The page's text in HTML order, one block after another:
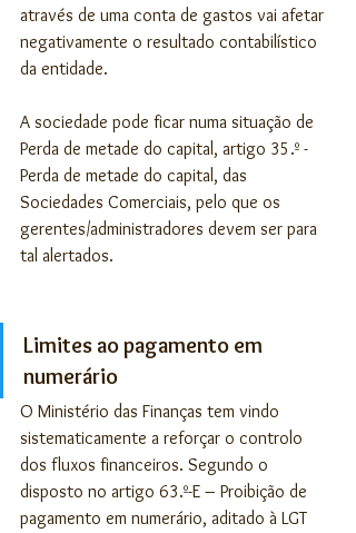
através de uma conta de gastos vai afetar
negativamente o resultado contabilístico
da entidade.
A sociedade pode ficar numa situação de
Perda de metade do capital, artigo 35.º -
Perda de metade do capital, das
Sociedades Comerciais, pelo que os
gerentes/administradores devem ser para
tal alertados.
Limites ao pagamento em
numerário
O Ministério das Finanças tem vindo
sistematicamente a reforçar o controlo
dos fluxos financeiros. Segundo o
disposto no artigo 63.º-E – Proibição de
pagamento em numerário, aditado à LGT